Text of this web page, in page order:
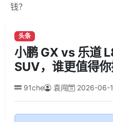
钱？
头条
小鹏 GX vs 乐道
SUV，谁更值得你
91che 袁闯 2026-06-